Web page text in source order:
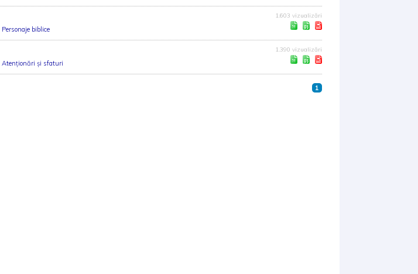
Personaje biblice
1.603 vizualizări
Atenționări și sfaturi
1.390 vizualizări
1